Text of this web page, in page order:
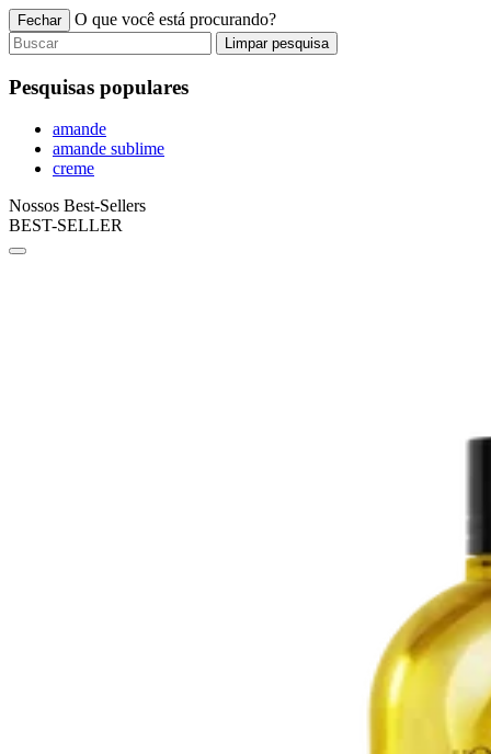
Fechar O que você está procurando?
Limpar pesquisa
Pesquisas populares
amande
amande sublime
creme
Nossos Best-Sellers
BEST-SELLER